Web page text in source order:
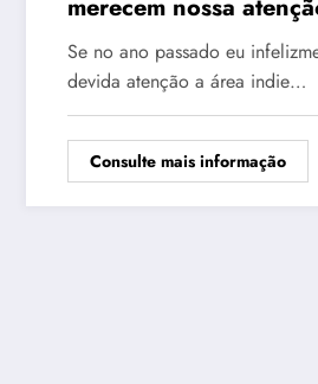
merecem nossa
Se no ano passado eu
devida atenção a área indie…
Consulte mais informação